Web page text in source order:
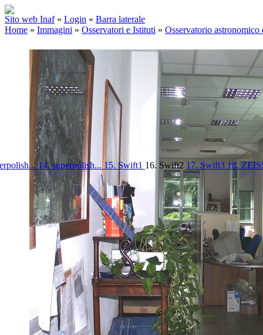
Sito web Inaf « Login « Barra laterale
Home » Immagini » Osservatori e Istituti » Osservatorio
14. superpolish...15. Swift1 16. Swift2 17. Swift318.